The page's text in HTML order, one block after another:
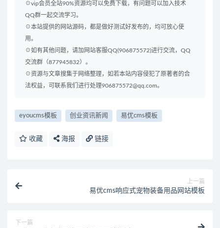
☉vip会员全站90%资源均可以免费下载，有问题可以加入技术
QQ群一起交流学习。
☉本站提供的网站源码，都是做好测试好发布的，均可放心使
用。
☉如有其他问题，请加网站客服QQ(906875572)进行交流，QQ
交流群（877945832）。
☉资源与文章搜集于网络整理，如若本站内容侵犯了原著者的合
法权益，可联系我们进行处理906875572@qq.com。
eyoucms模板 创业资讯新闻 易优cms模板
收藏 海报 链接
上一篇
易优cms响应式宠物装备用品网站模板
下一篇